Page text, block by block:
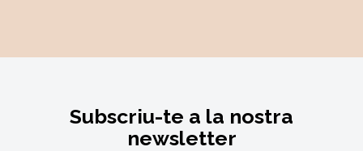
Subscriu-te a la nostra
newsletter